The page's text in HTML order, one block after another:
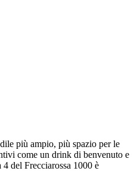
più ampio, più spazio per le
come un drink di benvenuto e
del Frecciarossa 1000 è